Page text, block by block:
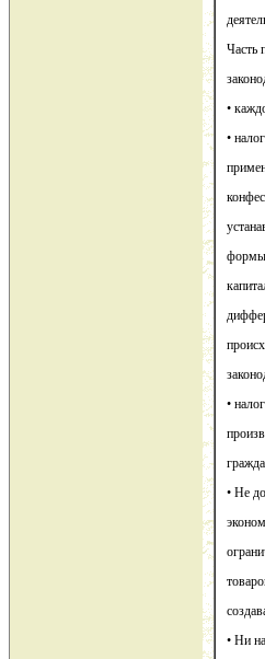
Часть
•
•
формы
•
• Не
• Ни